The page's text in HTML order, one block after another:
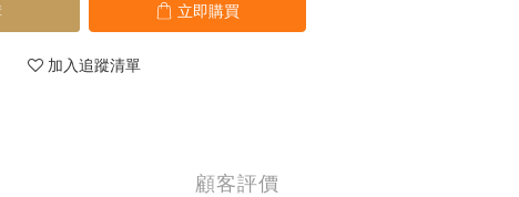
立即購買
加入追蹤清單
顧客評價